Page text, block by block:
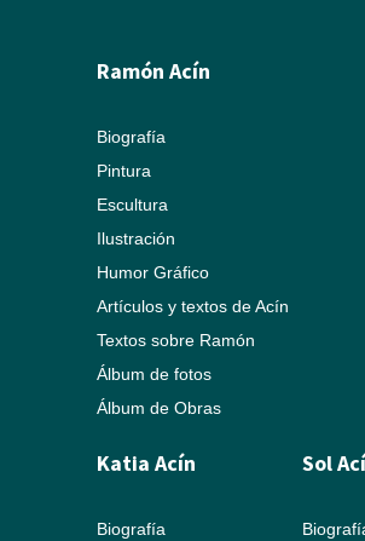
Ramón Acín
Biografía
Pintura
Escultura
Ilustración
Humor Gráfico
Artículos y textos de Acín
Textos sobre Ramón
Álbum de fotos
Álbum de Obras
Katia Acín
Biografía
Sol